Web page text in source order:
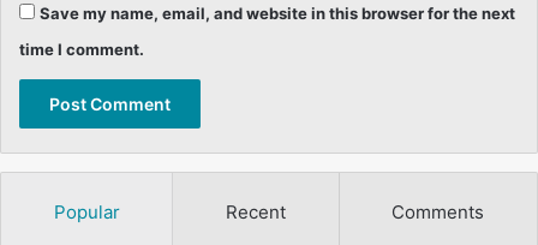
Save my name, email, and website in this browser for the next
time I comment.
Popular Recent Comments